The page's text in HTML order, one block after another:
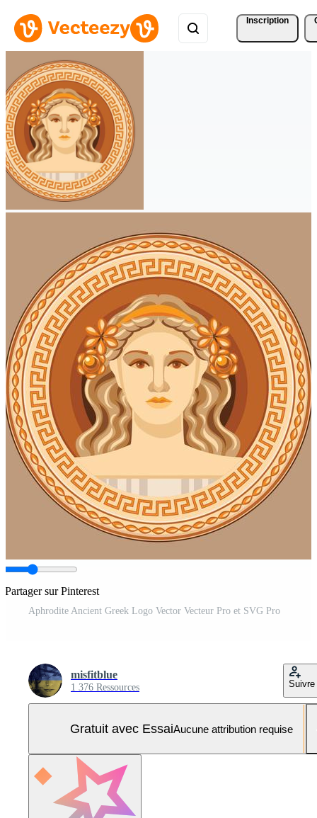
Inscription
Partager sur Pinterest
Aphrodite Ancient Greek Logo Vector Vecteur Pro et SVG Pro
misfitblue
1 376 Ressources Suivre
Gratuit avec EssaiAucune attribution requise